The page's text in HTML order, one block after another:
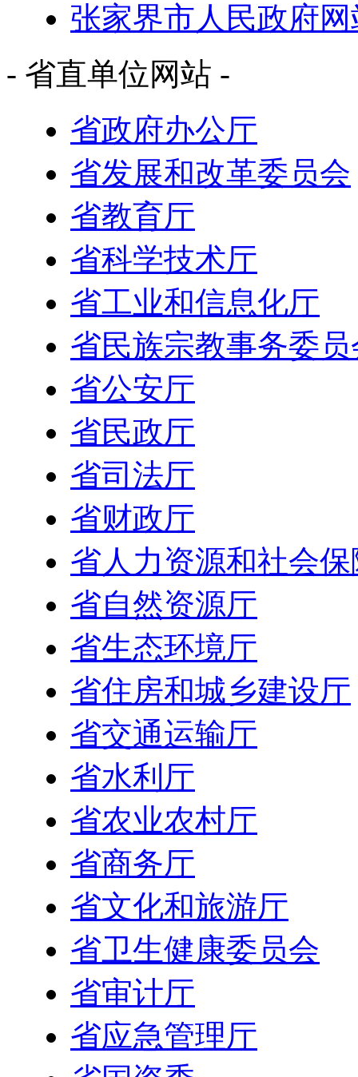
张家界市人民政府网
- 省直单位网站 -
省政府办公厅
省发展和改革委员会
省教育厅
省科学技术厅
省工业和信息化厅
省民族宗教事务委员
省公安厅
省民政厅
省司法厅
省财政厅
省人力资源和社会
省自然资源厅
省生态环境厅
省住房和城乡建设厅
省交通运输厅
省水利厅
省农业农村厅
省商务厅
省文化和旅游厅
省卫生健康委员会
省审计厅
省应急管理厅